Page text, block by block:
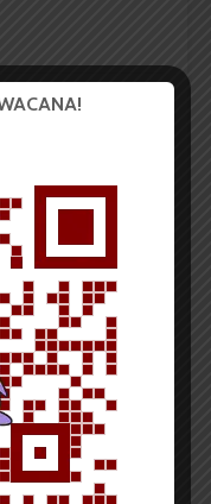
Wacana
di luar
oleh mahasiswa